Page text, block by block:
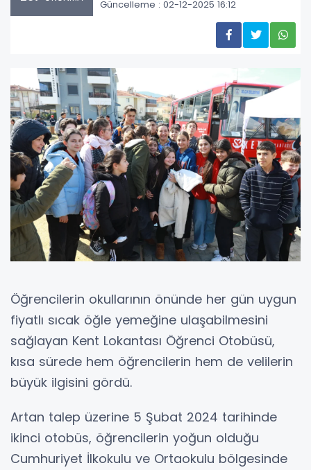
Güncelleme : 02-12-2025 16:12
Öğrencilerin okullarının önünde her gün uygun
fiyatlı sıcak öğle yemeğine ulaşabilmesini
sağlayan Kent Lokantası Öğrenci Otobüsü,
kısa sürede hem öğrencilerin hem de velilerin
büyük ilgisini gördü.
Artan talep üzerine 5 Şubat 2024 tarihinde
ikinci otobüs, öğrencilerin yoğun olduğu
Cumhuriyet İlkokulu ve Ortaokulu bölgesinde